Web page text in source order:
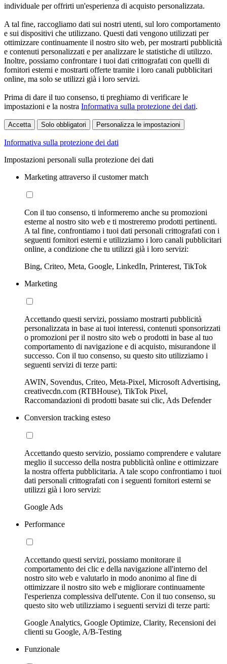
individuale per offrirti un'esperienza di acquisto personalizzata.
A tal fine, raccogliamo dati sui nostri utenti, sul loro comportamento
e sui dispositivi che utilizzano. Questi dati vengono utilizzati per
ottimizzare continuamente il nostro sito web, per mostrarti pubblicità
e contenuti personalizzati e per analizzare le statistiche di utilizzo.
Inoltre, possiamo confrontare i tuoi dati crittografati con quelli di
fornitori esterni e mostrarti offerte tramite i loro canali pubblicitari
online, ma solo se utilizzi già i loro servizi.
Prima di dare il tuo consenso, ti preghiamo di verificare le
impostazioni e la nostra Informativa sulla protezione dei dati.
Accetta Solo obbligatori Personalizza le impostazioni
Informativa sulla protezione dei dati
Impostazioni personali sulla protezione dei dati
Marketing attraverso il customer match
Con il tuo consenso, ti informeremo anche su promozioni
esterne al nostro sito web e ti mostreremo prodotti pertinenti.
A tal fine, confrontiamo i tuoi dati personali crittografati con i
seguenti fornitori esterni e utilizziamo i loro canali pubblicitari
online, a condizione che tu utilizzi già i loro servizi:
Bing, Criteo, Meta, Google, LinkedIn, Printerest, TikTok
Marketing
Accettando questi servizi, possiamo mostrarti pubblicità
personalizzata in base ai tuoi interessi, contenuti sponsorizzati
o promozioni per il nostro sito web o prodotti in base al tuo
comportamento di navigazione e di acquisto, misurandone il
successo. Con il tuo consenso, su questo sito utilizziamo i
seguenti servizi di terze parti:
AWIN, Sovendus, Criteo, Meta-Pixel, Microsoft Advertising,
creativecdn.com (RTBHouse), TikTok Pixel,
Raccomandazioni di prodotti basate sui clic, Ads Defender
Conversion tracking esteso
Accettando questo servizio, possiamo comprendere e valutare
meglio il successo della nostra pubblicità online e ottimizzare
la nostra offerta pubblicitaria. A tale scopo confrontiamo i tuoi
dati personali crittografati con i seguenti fornitori esterni se
utilizzi già i loro servizi:
Google Ads
Performance
Accettando questi servizi, possiamo monitorare il
comportamento dei clic e della navigazione all'interno del
nostro sito web e valutarlo in modo anonimo al fine di
ottimizzare il nostro sito web e migliorare continuamente
l'esperienza complessiva dell'utente. Con il tuo consenso, su
questo sito web utilizziamo i seguenti servizi di terze parti:
Google Analytics, Google Optimize, Clarity, Recensioni dei
clienti su Google, A/B-Testing
Funzionale